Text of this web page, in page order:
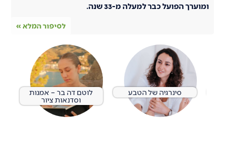
ומוערך הפועל כבר למעלה מ-33 שנה.
לסיפור המלא »
סינרגיה של הטבע
לוטם דה בר – אמנות
וסדנאות ציור